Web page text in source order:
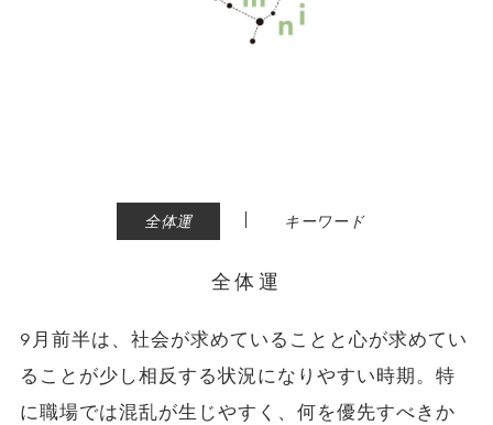
全体運 | キーワード
全体運
9月前半は、社会が求めていることと心が求めてい
ることが少し相反する状況になりやすい時期。特
に職場では混乱が生じやすく、何を優先すべきか